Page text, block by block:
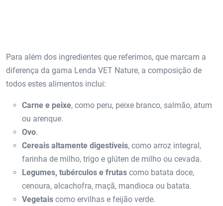
Para além dos ingredientes que referimos, que marcam a
diferença da gama Lenda VET Nature, a composição de
todos estes alimentos inclui:
Carne e peixe, como peru, peixe branco, salmão, atum
ou arenque.
Ovo.
Cereais altamente digestíveis, como arroz integral,
farinha de milho, trigo e glúten de milho ou cevada.
Legumes, tubérculos e frutas como batata doce,
cenoura, alcachofra, maçã, mandioca ou batata.
Vegetais como ervilhas e feijão verde.